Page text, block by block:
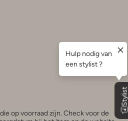
op voorraad zijn. Check voor de